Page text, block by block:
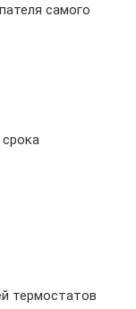
самого
термостатов